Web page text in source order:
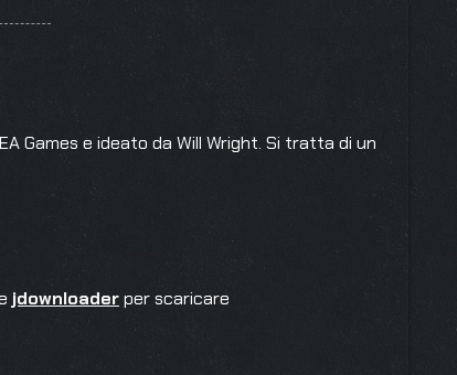
Games e ideato da Will Wright. Si tratta di un
jdownloaderper scaricare